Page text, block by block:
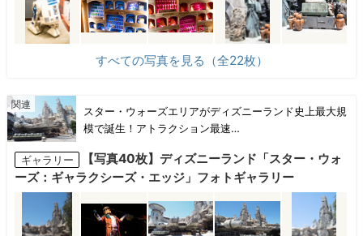
すべての写真を見る（全22枚）
スター・ウォーズエリアがディズニーランド史上最大規
模で誕生！アトラクション最速…
ギャラリー
【写真40枚】ディズニーランド「スター・ウォ
ーズ：ギャラクシーズ・エッジ」フォトギャラリー